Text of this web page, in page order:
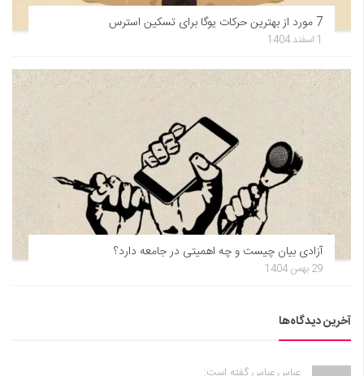
7 مورد از بهترین حرکات یوگا برای تسکین استرس
1 اسفند 1404
آزادی بیان چیست و چه اهمیتی در جامعه دارد؟
29 بهمن 1404
آخرین دیدگاه‌ها